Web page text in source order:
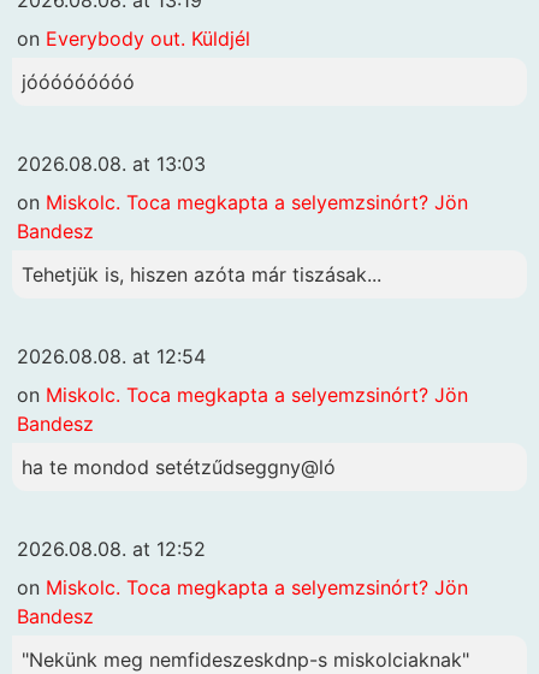
on Everybody out. Küldjél
jóóóóóóóóó
2026.08.08. at 13:03
on Miskolc. Toca megkapta a selyemzsinórt? Jön
Bandesz
Tehetjük is, hiszen azóta már tiszásak...
2026.08.08. at 12:54
on Miskolc. Toca megkapta a selyemzsinórt? Jön
Bandesz
ha te mondod setétzűdseggny@ló
2026.08.08. at 12:52
on Miskolc. Toca megkapta a selyemzsinórt? Jön
Bandesz
"Nekünk meg nemfideszeskdnp-s miskolciaknak"